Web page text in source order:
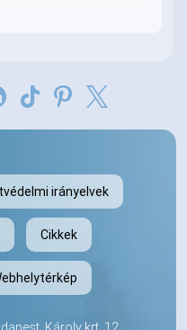
irányelvek
Cikkek